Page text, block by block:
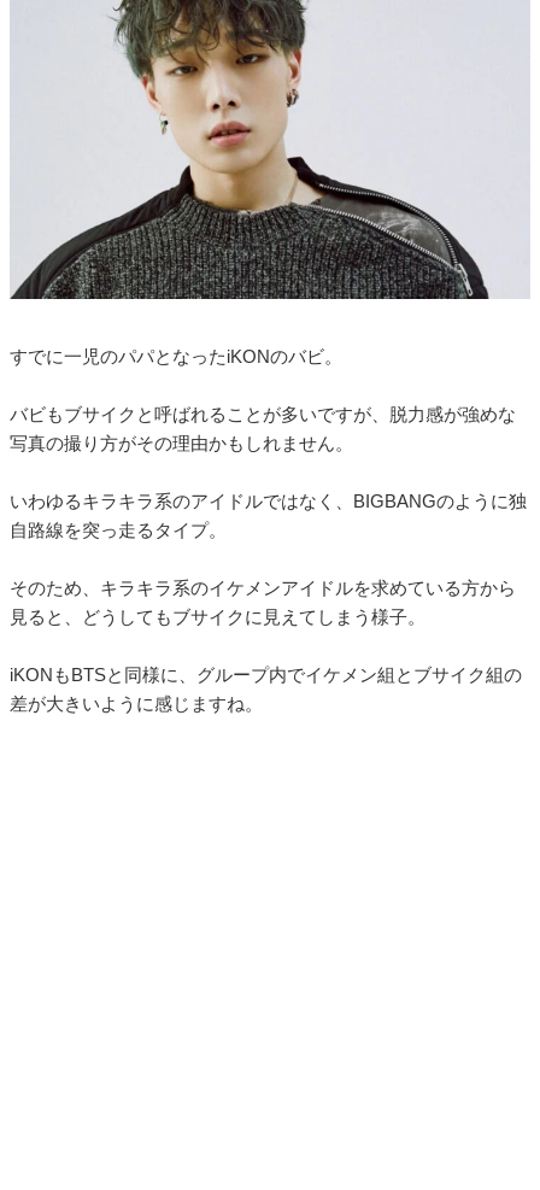
すでに一児のパパとなったiKONのバビ。
バビもブサイクと呼ばれることが多いですが、脱力感が強めな
写真の撮り方がその理由かもしれません。
いわゆるキラキラ系のアイドルではなく、BIGBANGのように独
自路線を突っ走るタイプ。
そのため、キラキラ系のイケメンアイドルを求めている方から
見ると、どうしてもブサイクに見えてしまう様子。
iKONもBTSと同様に、グループ内でイケメン組とブサイク組の
差が大きいように感じますね。